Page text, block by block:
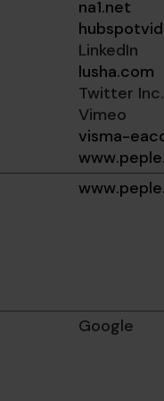
na1.net
LinkedIn
lusha.com
Twitter Inc.
Vimeo
visma-
Google